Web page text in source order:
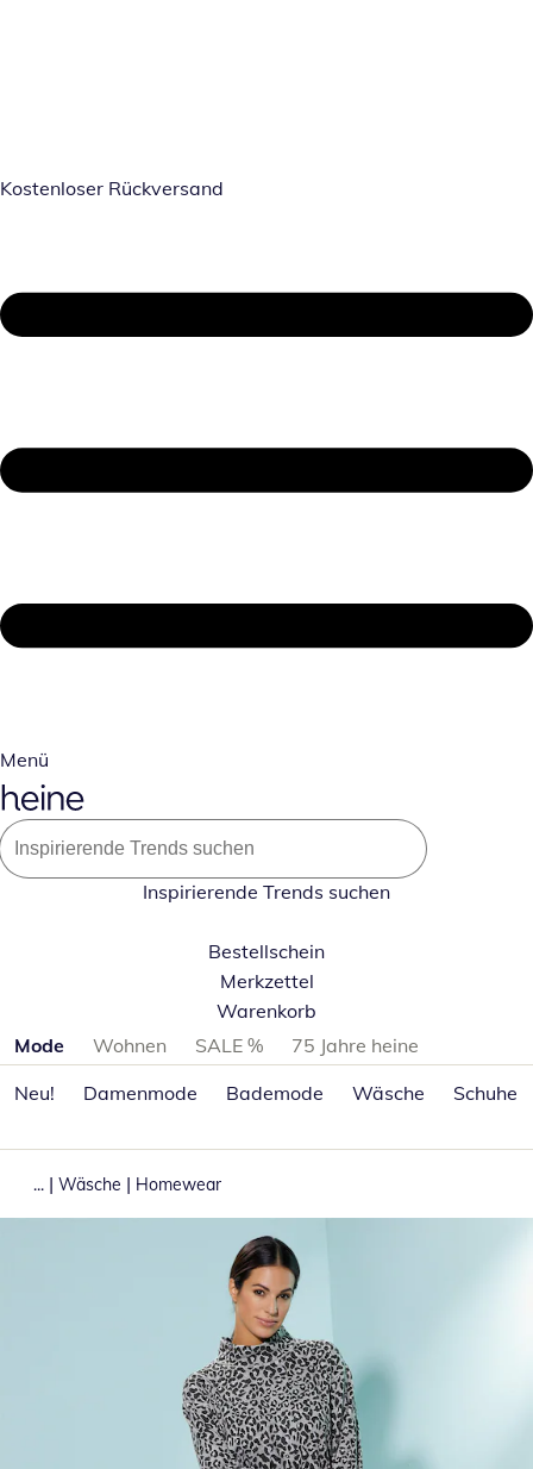
Kostenloser Rückversand
Menü
Inspirierende Trends suchen
Bestellschein
Merkzettel
Warenkorb
Produktkategorien überspringen
Mode Wohnen SALE %
75 Jahre heine
Neu!
Damenmode Bademode Wäsche Schuhe
... | Wäsche | Homewear